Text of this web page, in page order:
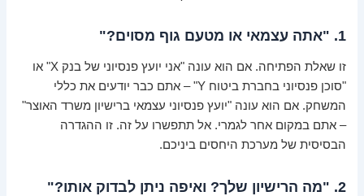
1. "אתה עצמאי או מטעם גוף מסוים?"
זו שאלת הפתיחה. אם הוא עונה "אני יועץ פנסיוני של בנק X" או
"סוכן פנסיוני בחברת ביטוח Y" – אתם כבר יודעים את כללי
המשחק. אם הוא עונה "יועץ פנסיוני עצמאי ברישיון משרד האוצר"
– אתם במקום אחר לגמרי. אל תתפשרו על זה. זו ההגדרה
הבסיסית של מערכת היחסים ביניכם.
2. "מה הרישיון שלך? ואיפה ניתן לבדוק אותו?"